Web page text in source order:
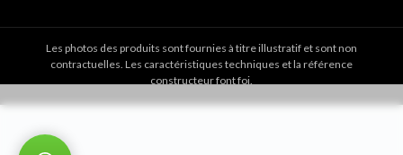
Les photos des produits sont fournies à titre illustratif et sont non
contractuelles. Les caractéristiques techniques et la référence
constructeur font foi.